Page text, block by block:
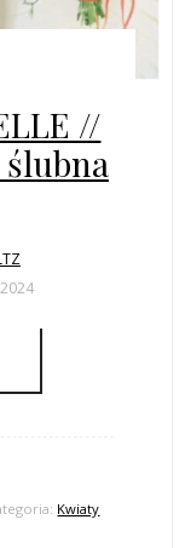
//
Kwiaty